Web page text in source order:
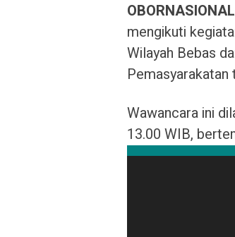
mengikuti
Wilayah Bebas
Pemasyarakatan
Wawancara ini
13.00 WIB,